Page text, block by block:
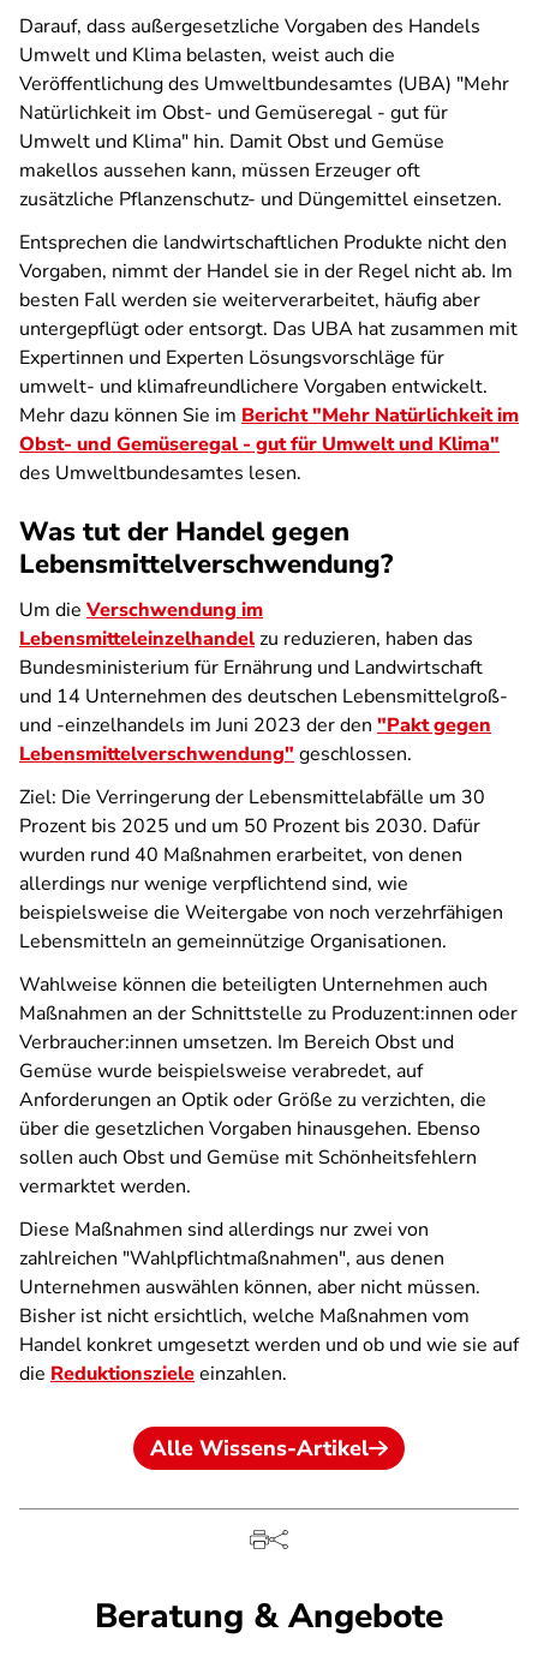
Darauf, dass außergesetzliche Vorgaben des Handels
Umwelt und Klima belasten, weist auch die
Veröffentlichung des Umweltbundesamtes (UBA) "Mehr
Natürlichkeit im Obst- und Gemüseregal - gut für
Umwelt und Klima" hin. Damit Obst und Gemüse
makellos aussehen kann, müssen Erzeuger oft
zusätzliche Pflanzenschutz- und Düngemittel einsetzen.
Entsprechen die landwirtschaftlichen Produkte nicht den
Vorgaben, nimmt der Handel sie in der Regel nicht ab. Im
besten Fall werden sie weiterverarbeitet, häufig aber
untergepflügt oder entsorgt. Das UBA hat zusammen mit
Expertinnen und Experten Lösungsvorschläge für
umwelt- und klimafreundlichere Vorgaben entwickelt.
Mehr dazu können Sie im Bericht "Mehr Natürlichkeit im
Obst- und Gemüseregal - gut für Umwelt und Klima"
des Umweltbundesamtes lesen.
Was tut der Handel gegen
Lebensmittelverschwendung?
Um die Verschwendung im
Lebensmitteleinzelhandelzu reduzieren, haben das
Bundesministerium für Ernährung und Landwirtschaft
und 14 Unternehmen des deutschen Lebensmittelgroß-
und -einzelhandels im Juni 2023 der den "Pakt gegen
Lebensmittelverschwendung" geschlossen.
Ziel: Die Verringerung der Lebensmittelabfälle um 30
Prozent bis 2025 und um 50 Prozent bis 2030. Dafür
wurden rund 40 Maßnahmen erarbeitet, von denen
allerdings nur wenige verpflichtend sind, wie
beispielsweise die Weitergabe von noch verzehrfähigen
Lebensmitteln an gemeinnützige Organisationen.
Wahlweise können die beteiligten Unternehmen auch
Maßnahmen an der Schnittstelle zu Produzent:innen oder
Verbraucher:innen umsetzen. Im Bereich Obst und
Gemüse wurde beispielsweise verabredet, auf
Anforderungen an Optik oder Größe zu verzichten, die
über die gesetzlichen Vorgaben hinausgehen. Ebenso
sollen auch Obst und Gemüse mit Schönheitsfehlern
vermarktet werden.
Diese Maßnahmen sind allerdings nur zwei von
zahlreichen "Wahlpflichtmaßnahmen", aus denen
Unternehmen auswählen können, aber nicht müssen.
Bisher ist nicht ersichtlich, welche Maßnahmen vom
Handel konkret umgesetzt werden und ob und wie sie auf
die Reduktionszieleeinzahlen.
Alle Wissens-Artikel
Beratung & Angebote